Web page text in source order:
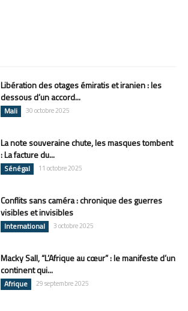
Libération des otages émiratis et iranien : les
dessous d’un accord...
Mali 30 octobre 2025
La note souveraine chute, les masques tombent
: La facture du...
Sénégal 11 octobre 2025
Conflits sans caméra : chronique des guerres
visibles et invisibles
International 3 octobre 2025
Macky Sall, “L’Afrique au cœur” : le manifeste d’un
continent qui...
Afrique 29 septembre 2025